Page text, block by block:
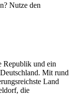
Nutze den
Republik und ein
Mit rund
Land
die